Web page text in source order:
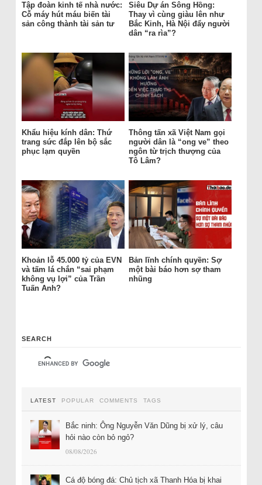
Tập đoàn kinh tế nhà nước:
Cỗ máy hút máu biến tài
sản công thành tài sản tư
Siêu Dự án Sông Hồng:
Thay vì cùng giàu lên như
Bắc Kinh, Hà Nội đẩy người
dân “ra rìa”?
Khẩu hiệu kính dân: Thứ
trang sức đắp lên bộ sắc
phục lạm quyền
Thông tấn xã Việt Nam gọi
người dân là “ong ve” theo
ngôn từ trịch thượng của
Tô Lâm?
Khoản lỗ 45.000 tỷ của EVN
và tấm lá chắn “sai phạm
không vụ lợi” của Trần
Tuấn Anh?
Bản lĩnh chính quyền: Sợ
một bài báo hơn sợ tham
nhũng
SEARCH
LATEST POPULAR COMMENTS TAGS
Bắc ninh: Ông Nguyễn Văn Dũng bị xử lý, câu
hỏi nào còn bỏ ngỏ?
08/08/2026
Cá độ bóng đá: Chủ tịch xã Thanh Hóa bị khai